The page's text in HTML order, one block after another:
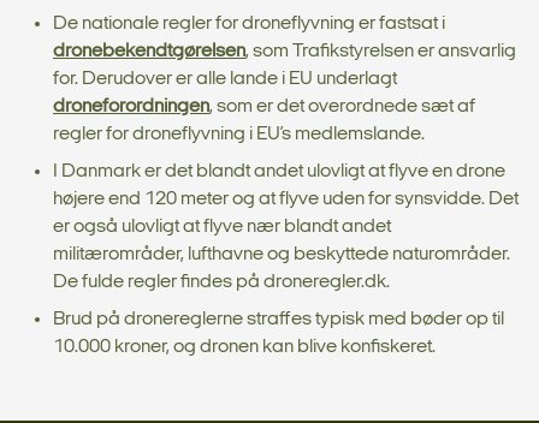
De nationale regler for droneflyvning er fastsat i
dronebekendtgørelsen, som Trafikstyrelsen er ansvarlig
for. Derudover er alle lande i EU underlagt
droneforordningen, som er det overordnede sæt af
regler for droneflyvning i EU’s medlemslande.
I Danmark er det blandt andet ulovligt at flyve en drone
højere end 120 meter og at flyve uden for synsvidde. Det
er også ulovligt at flyve nær blandt andet
militærområder, lufthavne og beskyttede naturområder.
De fulde regler findes på droneregler.dk.
Brud på dronereglerne straffes typisk med bøder op til
10.000 kroner, og dronen kan blive konfiskeret.